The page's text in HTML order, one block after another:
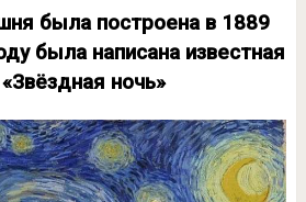
была построена в 1889
была написана известная
ночь»